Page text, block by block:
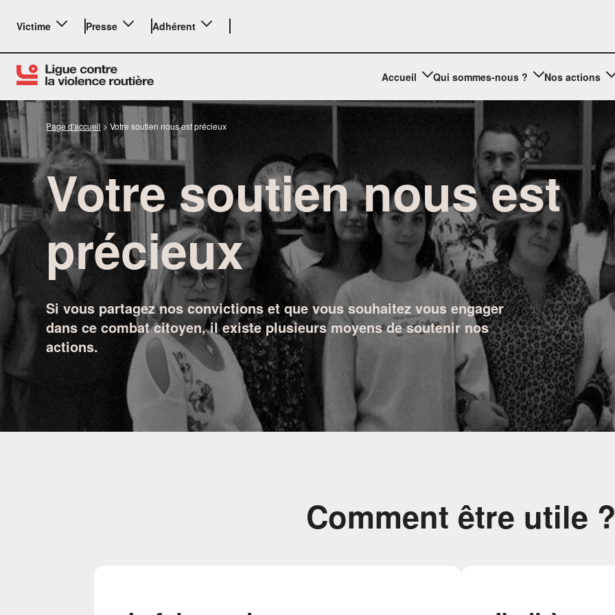
Victime Presse Adhérent
Accueil Qui sommes-nous ? Nos actions
Page d'accueil >Votre soutien nous est précieux
Votre soutien nous est
précieux
Si vous partagez nos convictions et que vous souhaitez vous engager
dans ce combat citoyen, il existe plusieurs moyens de soutenir nos
actions.
Comment être utile
LE BILAN